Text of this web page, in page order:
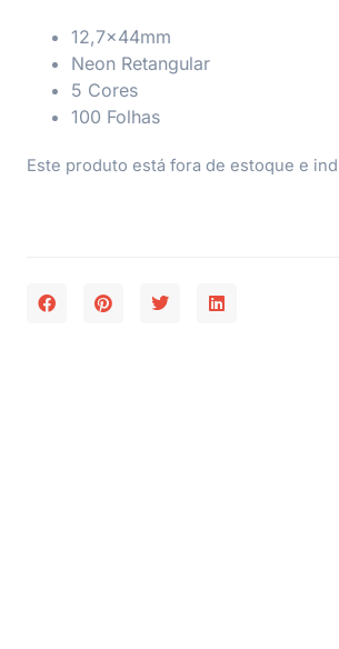
12,7x44mm
Neon Retangular
5 Cores
100 Folhas
Este produto está fora de estoque e